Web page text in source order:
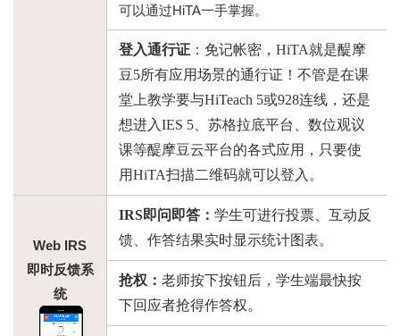
可以通过HiTA一手掌握。
登入通行证：免记帐密， HiTA就是醍摩
豆5所有应用场景的通行证！不管是在课
堂上教学要与HiTeach 5或928连线，还是
想进入IES 5、苏格拉底平台、数位观议
课等醍摩豆云平台的各式应用，只要使
用HiTA扫描二维码就可以登入。
Web IRS
即时反馈系
统
IRS即问即答： 学生可进行投票、互动反
馈、作答结果实时显示统计图表。
抢权： 老师按下按钮后，学生端最快按
下回应者抢得作答权。